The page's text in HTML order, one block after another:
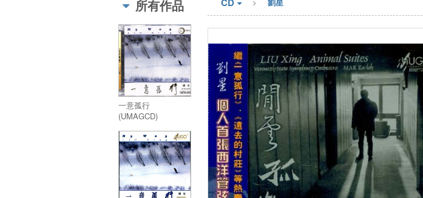
所有作品
一意孤行
(UMAGCD)